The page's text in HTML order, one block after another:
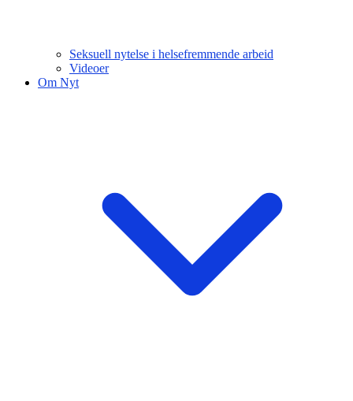
Seksuell nytelse i helsefremmende arbeid
Videoer
Om Nyt